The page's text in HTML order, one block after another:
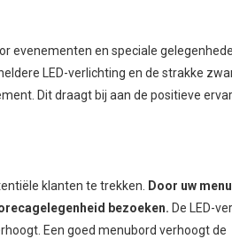
evenementen en speciale
LED-verlichting en de strakke
Dit draagt bij aan de positieve
klanten te trekken. Door uw
bezoeken. De LED-
Een goed menubord verhoogt de